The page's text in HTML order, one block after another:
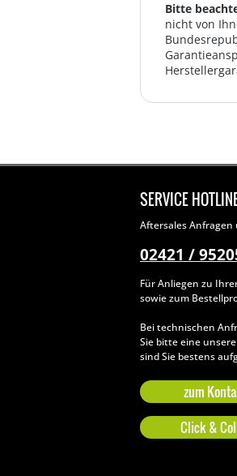
Bitte
nicht von
SERVICE
Aftersales Anfragen
02421 /
Für Anliegen zu
sowie zum
Bei technischen
Sie bitte eine
sind Sie bestens
zum
Click &